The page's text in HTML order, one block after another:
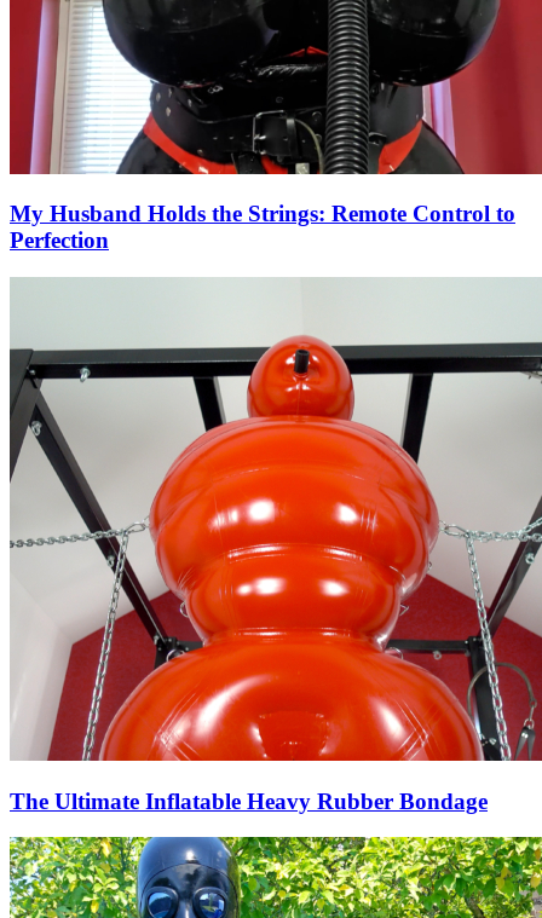
My Husband Holds the Strings: Remote Control to
Perfection
The Ultimate Inflatable Heavy Rubber Bondage